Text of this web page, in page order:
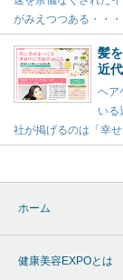
がみえつつある・・・
髪
近
ヘア
いる
社が掲げるのは「幸
ホーム
健康美容EXPOとは